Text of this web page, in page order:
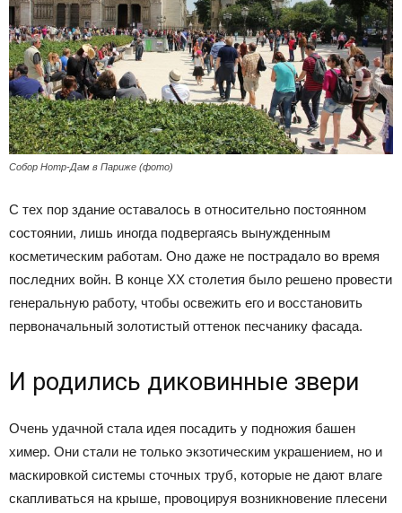
Собор Нотр-Дам в Париже (фото)
С тех пор здание оставалось в относительно постоянном
состоянии, лишь иногда подвергаясь вынужденным
косметическим работам. Оно даже не пострадало во время
последних войн. В конце ХХ столетия было решено провести
генеральную работу, чтобы освежить его и восстановить
первоначальный золотистый оттенок песчанику фасада.
И родились диковинные звери
Очень удачной стала идея посадить у подножия башен
химер. Они стали не только экзотическим украшением, но и
маскировкой системы сточных труб, которые не дают влаге
скапливаться на крыше, провоцируя возникновение плесени